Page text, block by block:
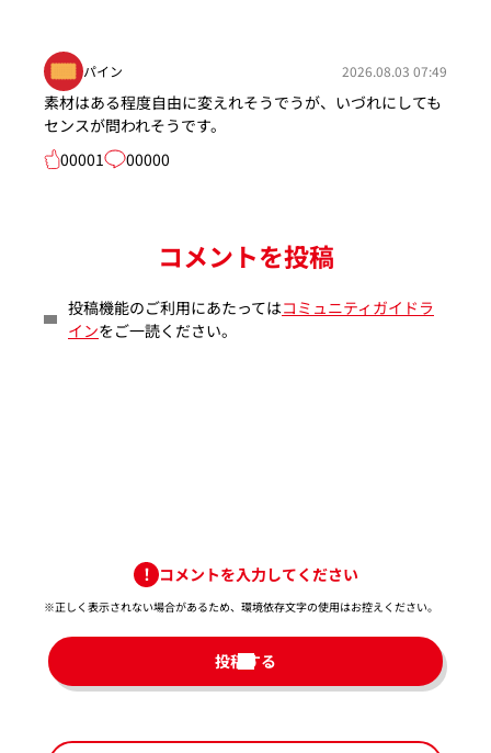
パイン 2026.08.03 07:49
素材はある程度自由に変えれそうでうが、いづれにしても
センスが問われそうです。
00001
00000
コメントを投稿
投稿機能のご利用にあたってはコミュニティガイドラ
インをご一読ください。
コメントを入力してください
※正しく表示されない場合があるため、環境依存文字の使用はお控えください。​
投稿する